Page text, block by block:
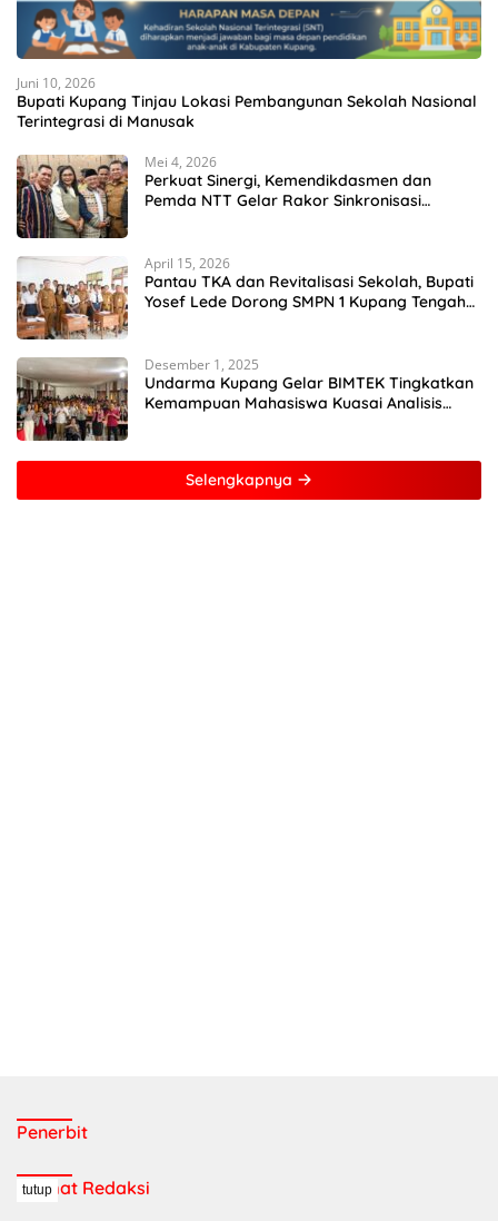
Juni 10, 2026
Bupati Kupang Tinjau Lokasi Pembangunan Sekolah Nasional
Terintegrasi di Manusak
Mei 4, 2026
Perkuat Sinergi, Kemendikdasmen dan
Pemda NTT Gelar Rakor Sinkronisasi
April 15, 2026
Pantau TKA dan Revitalisasi Sekolah, Bupati
Yosef Lede Dorong SMPN 1 Kupang Tengah
Desember 1, 2025
Undarma Kupang Gelar BIMTEK Tingkatkan
Kemampuan Mahasiswa Kuasai Analisis
Selengkapnya
Penerbit
Alamat Redaksi
tutup